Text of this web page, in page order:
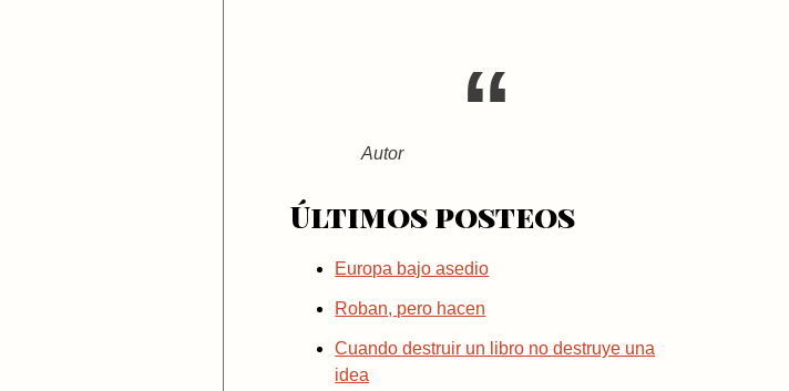
Autor
Últimos posteos
Europa bajo asedio
Roban, pero hacen
Cuando destruir un libro no destruye una
idea